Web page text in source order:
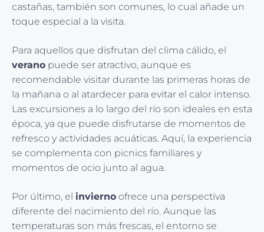
castañas, también son comunes, lo cual añade un
toque especial a la visita.
Para aquellos que disfrutan del clima cálido, el
verano puede ser atractivo, aunque es
recomendable visitar durante las primeras horas de
la mañana o al atardecer para evitar el calor intenso.
Las excursiones a lo largo del río son ideales en esta
época, ya que puede disfrutarse de momentos de
refresco y actividades acuáticas. Aquí, la experiencia
se complementa con picnics familiares y
momentos de ocio junto al agua.
Por último, el invierno ofrece una perspectiva
diferente del nacimiento del río. Aunque las
temperaturas son más frescas, el entorno se